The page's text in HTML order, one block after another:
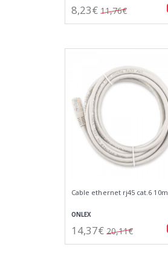
8,23€ 11,76€
Cable ethernet rj45 cat.6 10m
ONLEX
14,37€ 20,11€